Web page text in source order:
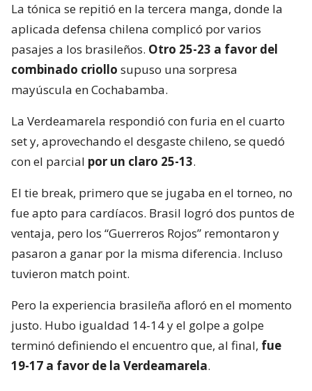
La tónica se repitió en la tercera manga, donde la
aplicada defensa chilena complicó por varios
pasajes a los brasileños. Otro 25-23 a favor del
combinado criollo supuso una sorpresa
mayúscula en Cochabamba.
La Verdeamarela respondió con furia en el cuarto
set y, aprovechando el desgaste chileno, se quedó
con el parcial por un claro 25-13.
El tie break, primero que se jugaba en el torneo, no
fue apto para cardíacos. Brasil logró dos puntos de
ventaja, pero los “Guerreros Rojos” remontaron y
pasaron a ganar por la misma diferencia. Incluso
tuvieron match point.
Pero la experiencia brasileña afloró en el momento
justo. Hubo igualdad 14-14 y el golpe a golpe
terminó definiendo el encuentro que, al final, fue
19-17 a favor de la Verdeamarela.